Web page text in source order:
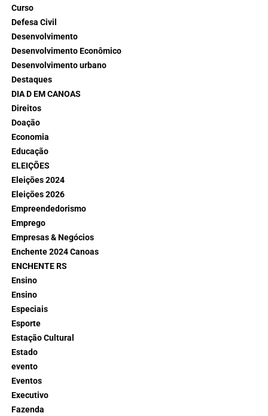
Curso
Defesa Civil
Desenvolvimento
Desenvolvimento Econômico
Desenvolvimento urbano
Destaques
DIA D EM CANOAS
Direitos
Doação
Economia
Educação
ELEIÇÕES
Eleições 2024
Eleições 2026
Empreendedorismo
Emprego
Empresas & Negócios
Enchente 2024 Canoas
ENCHENTE RS
Ensino
Ensino
Especiais
Esporte
Estação Cultural
Estado
evento
Eventos
Executivo
Fazenda